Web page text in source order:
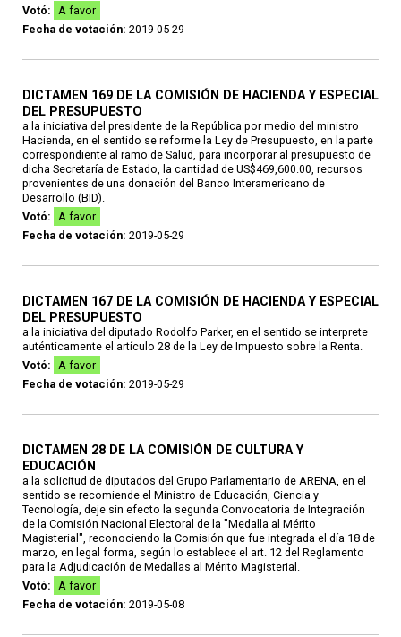
Votó: A favor
Fecha de votación: 2019-05-29
DICTAMEN 169 DE LA COMISIÓN DE HACIENDA Y ESPECIAL
DEL PRESUPUESTO
a la iniciativa del presidente de la República por medio del ministro
Hacienda, en el sentido se reforme la Ley de Presupuesto, en la parte
correspondiente al ramo de Salud, para incorporar al presupuesto de
dicha Secretaría de Estado, la cantidad de US$469,600.00, recursos
provenientes de una donación del Banco Interamericano de
Desarrollo (BID).
Votó: A favor
Fecha de votación: 2019-05-29
DICTAMEN 167 DE LA COMISIÓN DE HACIENDA Y ESPECIAL
DEL PRESUPUESTO
a la iniciativa del diputado Rodolfo Parker, en el sentido se interprete
auténticamente el artículo 28 de la Ley de Impuesto sobre la Renta.
Votó: A favor
Fecha de votación: 2019-05-29
DICTAMEN 28 DE LA COMISIÓN DE CULTURA Y
EDUCACIÓN
a la solicitud de diputados del Grupo Parlamentario de ARENA, en el
sentido se recomiende el Ministro de Educación, Ciencia y
Tecnología, deje sin efecto la segunda Convocatoria de Integración
de la Comisión Nacional Electoral de la "Medalla al Mérito
Magisterial", reconociendo la Comisión que fue integrada el día 18 de
marzo, en legal forma, según lo establece el art. 12 del Reglamento
para la Adjudicación de Medallas al Mérito Magisterial.
Votó: A favor
Fecha de votación: 2019-05-08